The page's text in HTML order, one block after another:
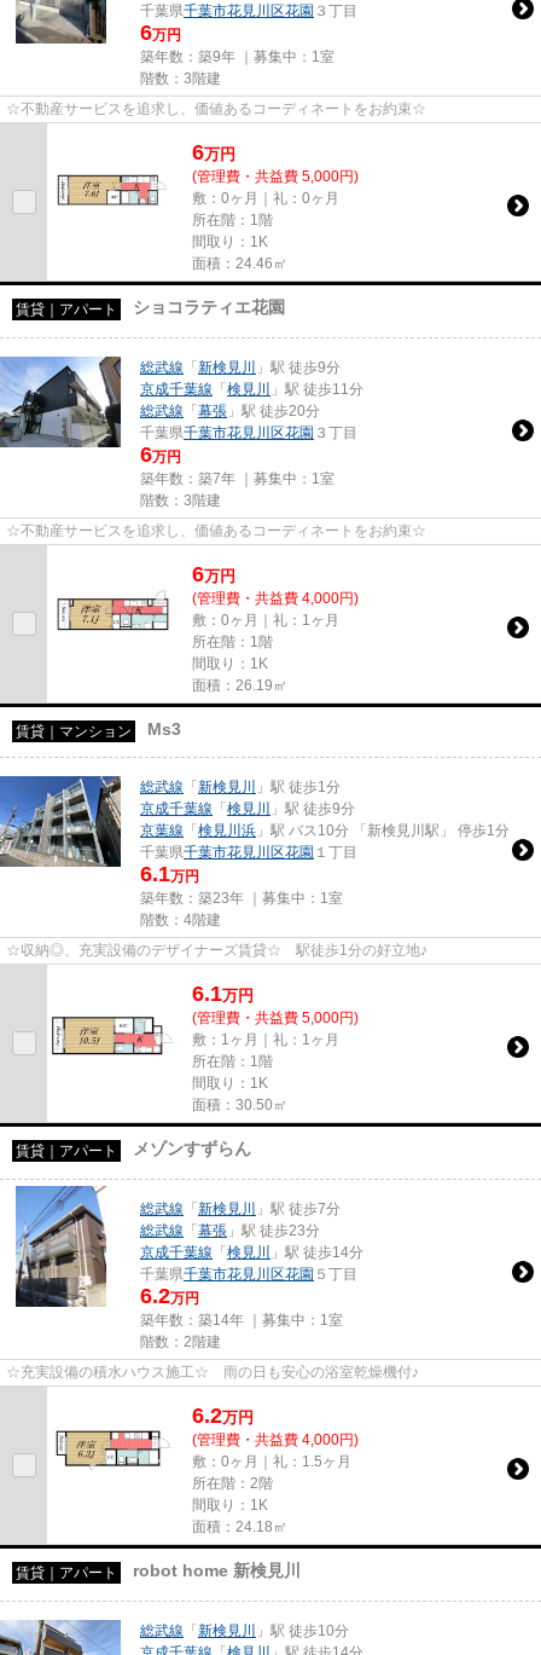
千葉県千葉市花見川区花園 ３丁目
6万円
築年数：築9年 ｜募集中： 1室
階数：3階建
☆不動産サービスを追求し、価値あるコーディネートをお約束☆
6万円
(管理費・共益費 5,000円)
敷：0ヶ月｜礼：0ヶ月
所在階：1階
間取り：1K
面積：24.46㎡
賃貸｜アパート ショコラティエ花園
総武線 「新検見川
」駅 徒歩9分
京成千葉線 「検見川
」駅 徒歩11分
総武線 「幕張 」駅 徒歩20分
千葉県千葉市花見川区花園 ３丁目
6万円
築年数：築7年 ｜募集中： 1室
階数：3階建
☆不動産サービスを追求し、価値あるコーディネートをお約束☆
6万円
(管理費・共益費 4,000円)
敷：0ヶ月｜礼：1ヶ月
所在階：1階
間取り：1K
面積：26.19㎡
賃貸｜マンション Ms3
総武線 「新検見川
」駅 徒歩1分
京成千葉線 「検見川
」駅 徒歩9分
京葉線 「検見川浜 」駅 バス10分 「新検見川駅」 停歩1分
千葉県千葉市花見川区花園 １丁目
6.1万円
築年数：築23年 ｜募集中： 1室
階数：4階建
☆収納◎、充実設備のデザイナーズ賃貸☆ 駅徒歩1分の好立地♪
6.1万円
(管理費・共益費 5,000円)
敷：1ヶ月｜礼：1ヶ月
所在階：1階
間取り：1K
面積：30.50㎡
賃貸｜アパート メゾンすずらん
総武線 「新検見川
」駅 徒歩7分
総武線 「幕張 」駅 徒歩23分
京成千葉線 「検見川
」駅 徒歩14分
千葉県千葉市花見川区花園 ５丁目
6.2万円
築年数：築14年 ｜募集中： 1室
階数：2階建
☆充実設備の積水ハウス施工☆ 雨の日も安心の浴室乾燥機付♪
6.2万円
(管理費・共益費 4,000円)
敷：0ヶ月｜礼：1.5ヶ月
所在階：2階
間取り：1K
面積：24.18㎡
賃貸｜アパート robot home 新検見川
総武線 「新検見川
」駅 徒歩10分